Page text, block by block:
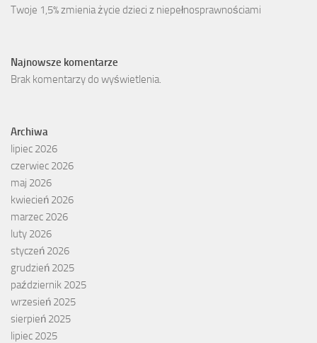
Twoje 1,5% zmienia życie dzieci z niepełnosprawnościami
Najnowsze komentarze
Brak komentarzy do wyświetlenia.
Archiwa
lipiec 2026
czerwiec 2026
maj 2026
kwiecień 2026
marzec 2026
luty 2026
styczeń 2026
grudzień 2025
październik 2025
wrzesień 2025
sierpień 2025
lipiec 2025